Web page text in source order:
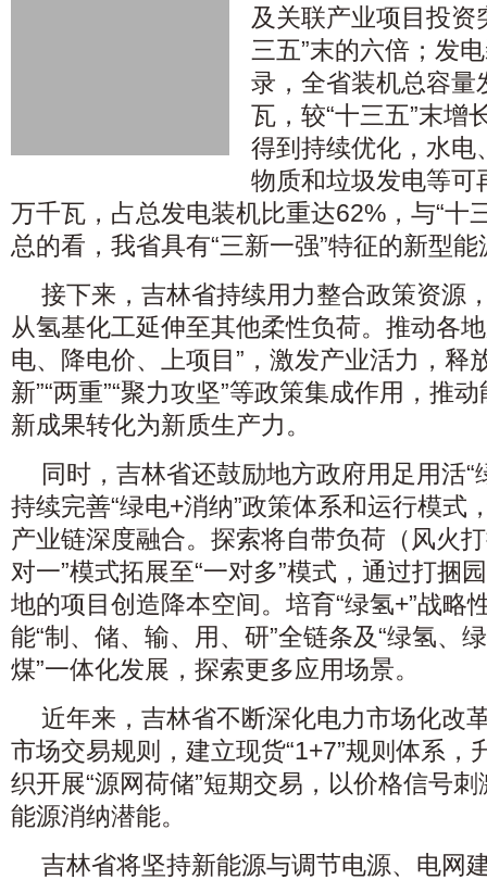
及关联产业项目投资
三五”末的六倍；发
录，全省装机总容量
瓦，较“十三五”末增
得到持续优化，水电
物质和垃圾发电等可
万千瓦，占总发电装机比重达62%，与“十
总的看，我省具有“三新一强”特征的新型
接下来，吉林省持续用力整合政策资源
从氢基化工延伸至其他柔性负荷。推动各
电、降电价、上项目”，激发产业活力，释
新”“两重”“聚力攻坚”等政策集成作用，推
新成果转化为新质生产力。
同时，吉林省还鼓励地方政府用足用活“
持续完善“绿电+消纳”政策体系和运行模式
产业链深度融合。探索将自带负荷（风火
对一”模式拓展至“一对多”模式，通过打捆
地的项目创造降本空间。培育“绿氢+”战略
能“制、储、输、用、研”全链条及“绿氢、
煤”一体化发展，探索更多应用场景。
近年来，吉林省不断深化电力市场化改
市场交易规则，建立现货“1+7”规则体系，
织开展“源网荷储”短期交易，以价格信号
能源消纳潜能。
吉林省将坚持新能源与调节电源、电网